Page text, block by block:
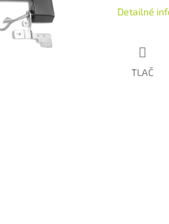
Detailné
TLAČ